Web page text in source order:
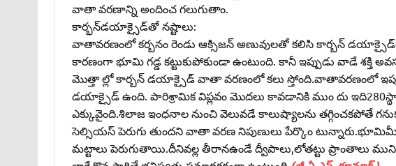
వాతా వరణాన్ని అందించ గలుగుతాం.
కార్భన్‌డయాక్సైడ్‌తో నష్టాలు:
వాతావరణంలో కర్బనం రెండు ఆక్సిజన్‌ అణువులతో కలిసి కార్బన్‌
కారణంగా భూమి గడ్డ కట్టుకుపోకుండా ఉంటుంది. కానీ ఇప్పుడు వాడే శక్తి
మొత్తా ల్లో కార్బన్‌ డయాక్సైడ్‌ వాతా వరణంలో కలు స్తోంది.వాతావరణంలో
డయాక్సైడ్‌ ఉంది. పారిశ్రామిక విప్లవం మొదలు కావడానికి ముం దు
ఎక్కువైంది.శిలాజ ఇంధనాల నుంచి వెలువడే కాలుష్యాలను తగ్గించకపోతే
సెల్సియస్‌ పెరుగు తుందని వాతా వరణ నిపుణులు పేర్కొం
మట్టాలు పెరుగుతాయి.దీనివల్ల తీరానఉండే ద్వీపాలు,లోతట్టు ప్రాంతాలు